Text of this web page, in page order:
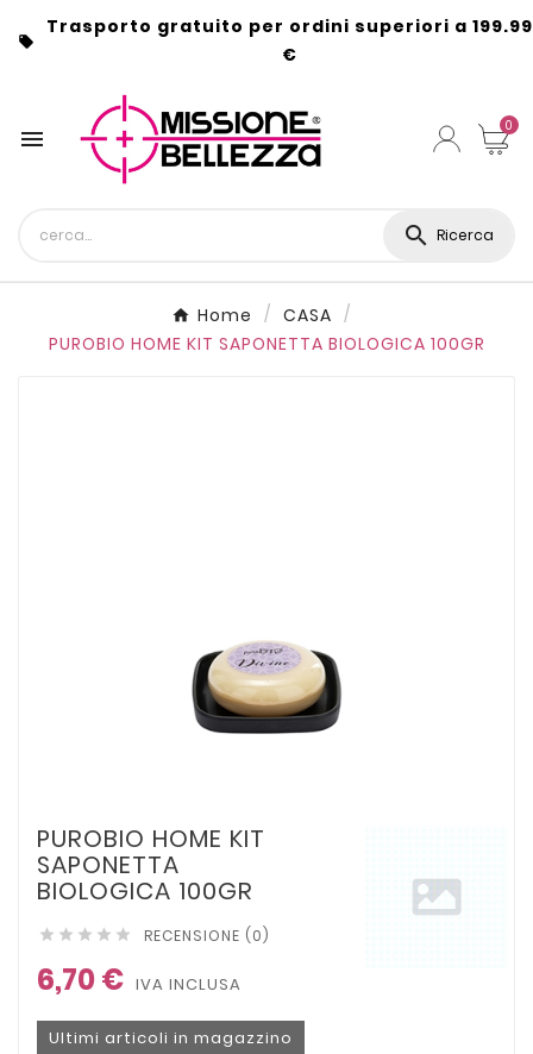

Trasporto gratuito per ordini superiori a 199.99
€
 0
 Ricerca
Home
CASA
PUROBIO HOME KIT SAPONETTA BIOLOGICA 100GR
PUROBIO HOME KIT
SAPONETTA
BIOLOGICA 100GR
     RECENSIONE (0)
6,70 € IVA INCLUSA
Ultimi articoli in magazzino